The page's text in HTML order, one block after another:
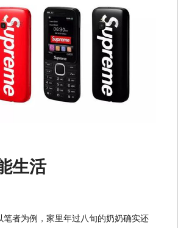
生活
笔者为例，家里年过八旬的奶奶确实还